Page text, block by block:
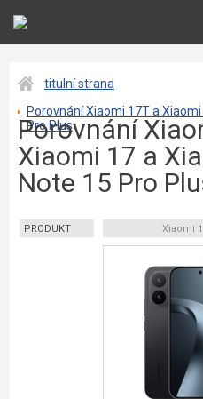
titulní strana
Porovnání Xiaomi 17T a
Pro Plus
Porovnání
Xiaomi 17 a
Note 15 Pro
PRODUKT Xiaomi